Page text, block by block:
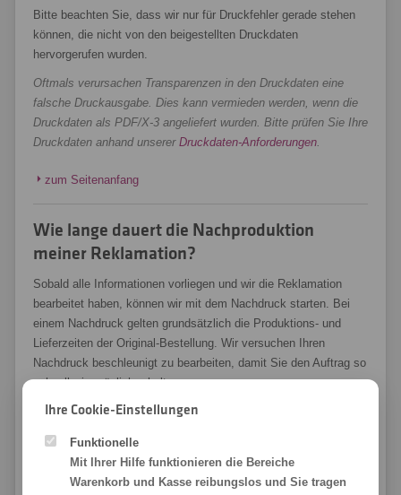
Bitte beachten Sie, dass wir nur für Druckfehler gerade stehen
können, die nicht von den beigestellten Druckdaten
hervorgerufen wurden.
Oftmals verursachen Transparenzen in den Druckdaten eine
falsche Druckausgabe. Dies kann vermieden werden, wenn die
Druckdaten als PDF/X-3 angeliefert wurden. Bitte prüfen Sie Ihre
Druckdaten anhand unserer Druckdaten-Anforderungen.
zum Seitenanfang
Wie lange dauert die Nachproduktion
meiner Reklamation?
Sobald alle Informationen vorliegen und wir die Reklamation
bearbeitet haben, können wir mit dem Nachdruck starten. Bei
einem Nachdruck gelten grundsätzlich die Produktions- und
Lieferzeiten der Original-Bestellung. Wir versuchen Ihren
Nachdruck beschleunigt zu bearbeiten, damit Sie den Auftrag so
schnell wie möglich erhalten.
Reklamationsgrund: Die Farbwiedergabe
Ihre Cookie-Einstellungen
Funktionelle
Mit Ihrer Hilfe funktionieren die Bereiche
Warenkorb und Kasse reibungslos und Sie tragen